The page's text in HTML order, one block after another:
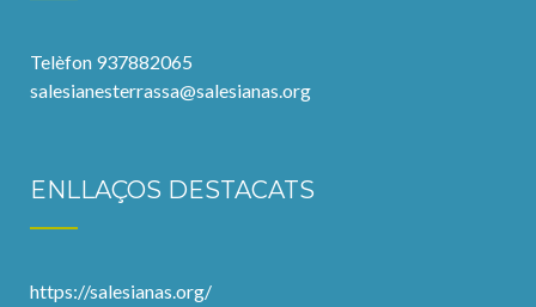
Telèfon 937882065
salesianesterrassa@salesianas.org
ENLLAÇOS DESTACATS
https://salesianas.org/